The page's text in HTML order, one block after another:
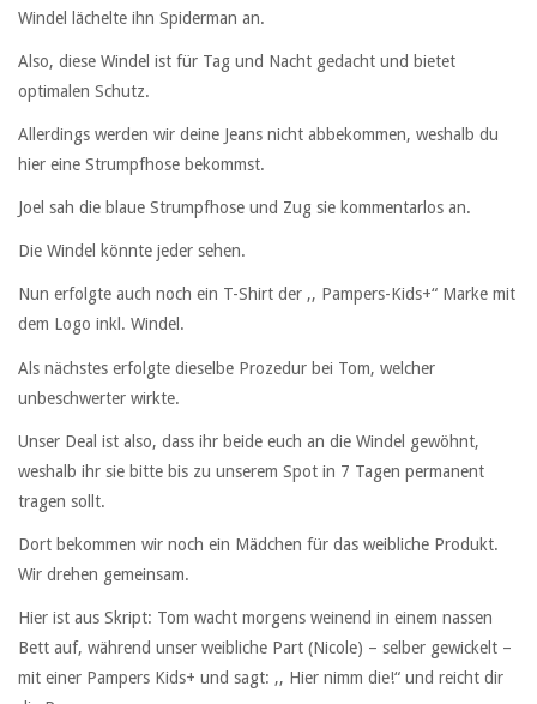
Windel lächelte ihn Spiderman an.
Also, diese Windel ist für Tag und Nacht gedacht und bietet
optimalen Schutz.
Allerdings werden wir deine Jeans nicht abbekommen, weshalb du
hier eine Strumpfhose bekommst.
Joel sah die blaue Strumpfhose und Zug sie kommentarlos an.
Die Windel könnte jeder sehen.
Nun erfolgte auch noch ein T-Shirt der ,, Pampers-Kids+“ Marke mit
dem Logo inkl. Windel.
Als nächstes erfolgte dieselbe Prozedur bei Tom, welcher
unbeschwerter wirkte.
Unser Deal ist also, dass ihr beide euch an die Windel gewöhnt,
weshalb ihr sie bitte bis zu unserem Spot in 7 Tagen permanent
tragen sollt.
Dort bekommen wir noch ein Mädchen für das weibliche Produkt.
Wir drehen gemeinsam.
Hier ist aus Skript: Tom wacht morgens weinend in einem nassen
Bett auf, während unser weibliche Part (Nicole) – selber gewickelt –
mit einer Pampers Kids+ und sagt: ,, Hier nimm die!“ und reicht dir